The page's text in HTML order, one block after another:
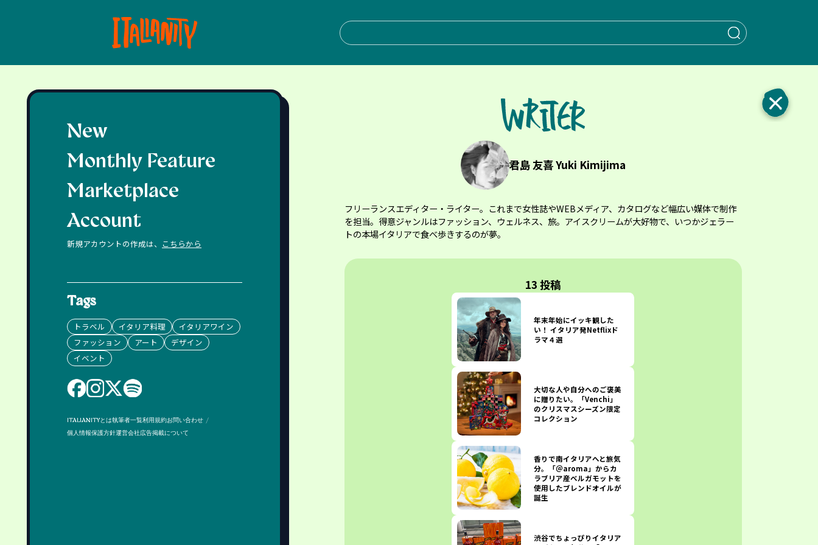
When
New
Monthly Feature
Marketplace
Account
新規アカウントの作成は、 こちらから
Tags
トラベル イタリア料理
イタリアワイン
ファッション
アート
デザイン
イベント
ITALIANITYとは執筆者一覧利用規約お問い合わせ
個人情報保護方針運営会社広告掲載について
君島 友喜 Yuki Kimijima
フリーランスエディター・ライター。これまで女性誌やWEBメディア、カタログなど幅広い媒体で制作
を担当。得意ジャンルはファッション、ウェルネス、旅。アイスクリームが大好物で、いつかジェラー
トの本場イタリアで食べ歩きするのが夢。
13 投稿
年末年始にイッキ観した
い！ イタリア発Netflixド
ラマ４選
大切な人や自分へのご褒美
に贈りたい。「Venchi」
のクリスマスシーズン限定
コレクション
香りで南イタリアへと旅気
分。「＠aroma」からカ
ラブリア産ベルガモットを
使用したブレンドオイルが
誕生
渋谷でちょっぴりイタリア